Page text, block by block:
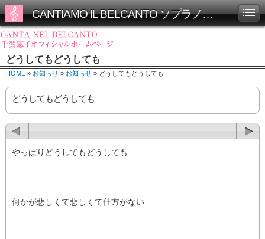
CANTIAMO IL BELCANTO ソプラノ千賀恵子オフィシャルホームページ
どうしてもどうしても
HOME » お知らせ » お知らせ » どうしてもどうしても
どうしてもどうしても
やっぱりどうしてもどうしても
何かが悲しくて悲しくて仕方がない